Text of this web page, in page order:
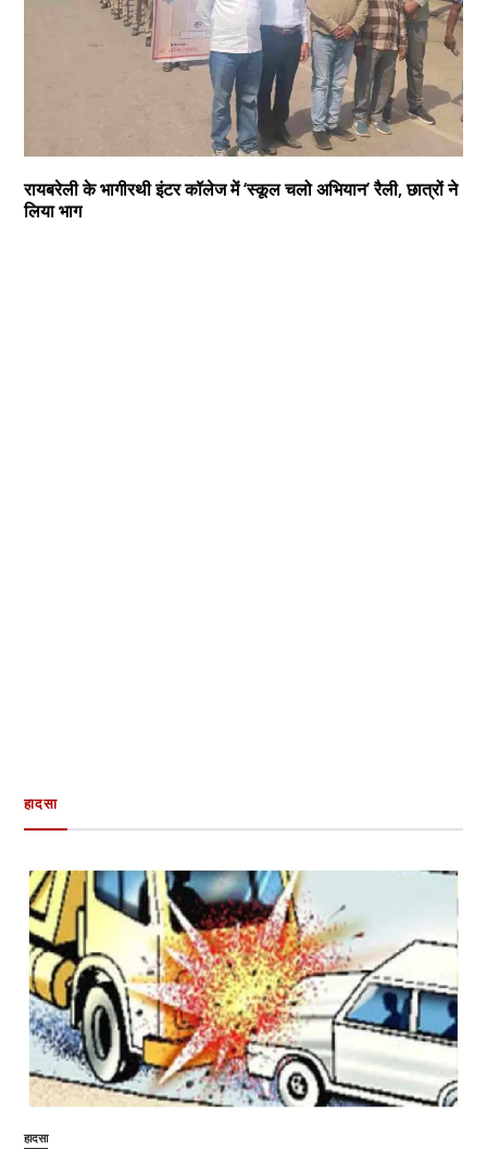
रायबरेली के भागीरथी इंटर कॉलेज में ‘स्कूल चलो अभियान’ रैली, छात्रों ने
लिया भाग
हादसा
हादसा